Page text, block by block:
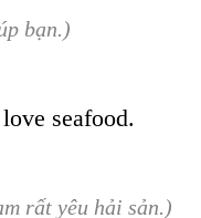
bạn.)
seafood.
rất yêu hải sản.)